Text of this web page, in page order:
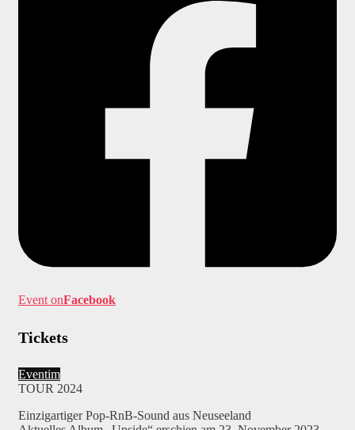
Event onFacebook
Tickets
Eventim
TOUR 2024
Einzigartiger Pop-RnB-Sound aus Neuseeland